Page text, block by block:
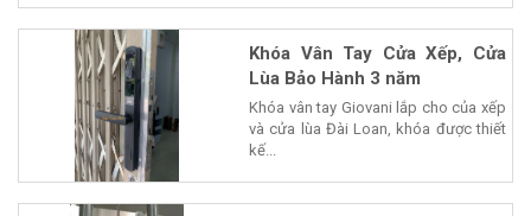
Khóa Vân Tay Cửa Xếp, Cửa
Lùa Bảo Hành 3 năm
Khóa vân tay Giovani lắp cho của xếp
và cửa lùa Đài Loan, khóa được thiết
kế...